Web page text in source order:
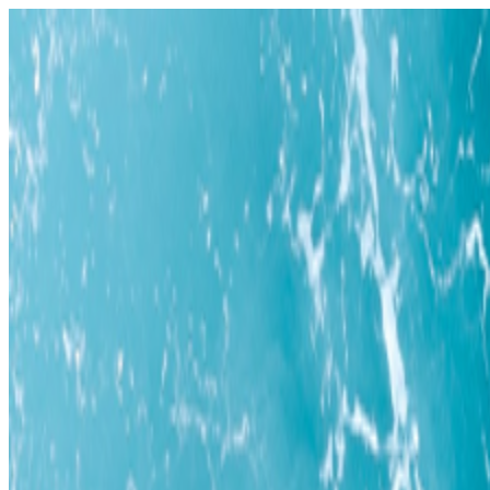
KINDAI BIG BLUE
近畿大学体育会アメリカンフットボー